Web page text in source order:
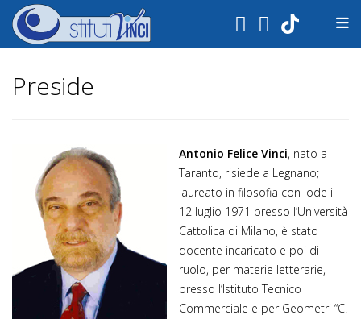
.
Preside
Antonio Felice Vinci, nato a
Taranto, risiede a Legnano;
laureato in filosofia con lode il
12 luglio 1971 presso l’Università
Cattolica di Milano, è stato
docente incaricato e poi di
ruolo, per materie letterarie,
presso l’Istituto Tecnico
Commerciale e per Geometri “C.